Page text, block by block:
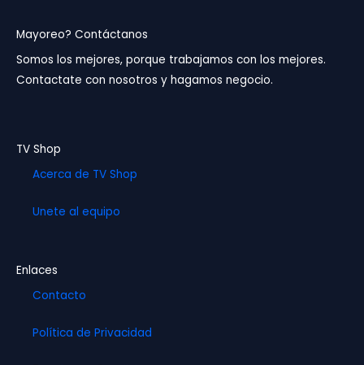
b
o
o
k
g
r
a
b
e
Mayoreo? Contáctanos
Somos los mejores, porque trabajamos con los mejores.
Contactate con nosotros y hagamos negocio.
TV Shop
Acerca de TV Shop
Unete al equipo
Enlaces
Contacto
Política de Privacidad